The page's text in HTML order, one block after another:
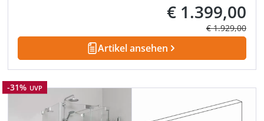
Verkaufspreis:
€ 1.399,00
Regulärer
€ 1.929,00
Artikel ansehen
Rabatt
-31% UVP